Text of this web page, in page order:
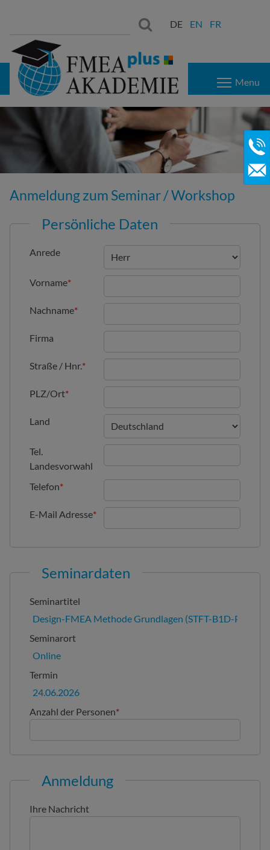
Suchen:
DE EN FR
Menu
Anmeldung zum Seminar / Workshop
Persönliche Daten
Anrede
Vorname*
Nachname*
Firma
Straße / Hnr.*
PLZ/Ort*
Land
Tel.
Landesvorwahl
Telefon*
E-Mail Adresse*
Seminardaten
Seminartitel
Seminarort
Termin
Anzahl der Personen*
Anmeldung
Ihre Nachricht